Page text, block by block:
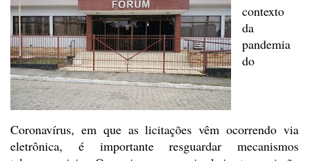
contexto
da
pandemia
do
Coronavírus, em que aslicitações vêm ocorrendo via
eletrônica, é importante resguardar mecanismos